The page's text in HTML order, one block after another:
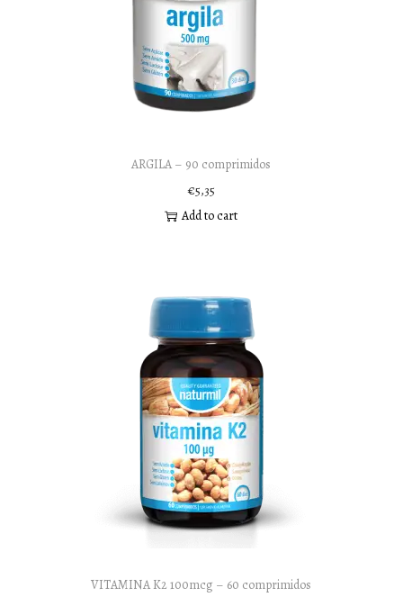
ARGILA – 90 comprimidos
€5,35
Add to cart
VITAMINA K2 100mcg – 60 comprimidos